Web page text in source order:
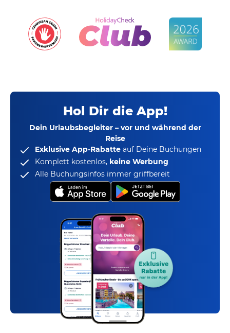
Hol Dir die App!
Dein Urlaubsbegleiter – vor und während der
Reise
Exklusive App-Rabatte auf Deine Buchungen
Komplett kostenlos, keine Werbung
Alle Buchungsinfos immer griffbereit